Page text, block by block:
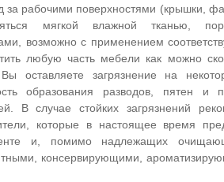
за рабочими поверхностями (крышки,
мягкой влажной тканью,
возможно с применением
любую часть мебели как можно
оставляете загрязнение на
образования разводов, пятен и
В случае стойких загрязнений
которые в настоящее время
и, помимо надлежащих
консервирующими,